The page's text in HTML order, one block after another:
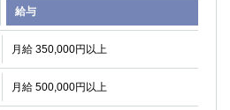
給与
月給 350,000円以上
月給 500,000円以上
橋 ③大山 ②池袋
池袋東口
大井町
下赤塚
水道橋